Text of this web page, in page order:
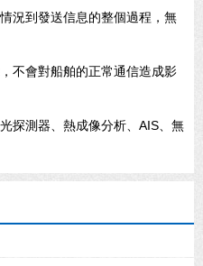
況到發送信息的整個過程，無
不會對船舶的正常通信造成影
探測器、熱成像分析、AIS、無